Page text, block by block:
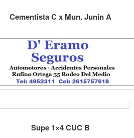
Cementista C x Mun. Junin A
Supe 1×4 CUC B